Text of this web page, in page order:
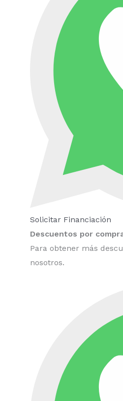
Solicitar Financiación
Descuentos por
Para obtener más
nosotros.